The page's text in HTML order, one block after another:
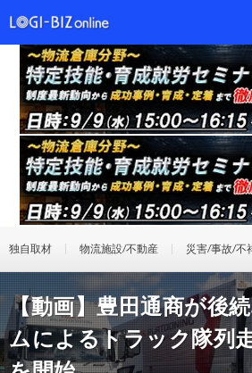
独自取材 物流施設/不動産 災害/事故/不
【動画】豊田通商が後
ムによるトラック隊列